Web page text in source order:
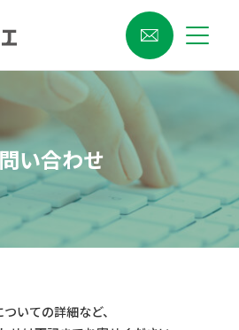
い合わせ
いての詳細など、